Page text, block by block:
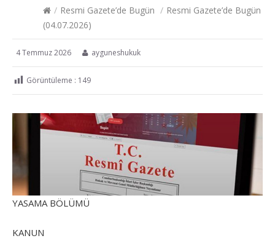
/ Resmi Gazete’de Bugün / Resmi Gazete’de Bugün
(04.07.2026)
4 Temmuz 2026 ayguneshukuk
Görüntüleme : 149
YASAMA BÖLÜMÜ
KANUN